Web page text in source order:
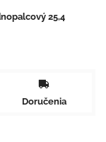
25,4
Doručenia